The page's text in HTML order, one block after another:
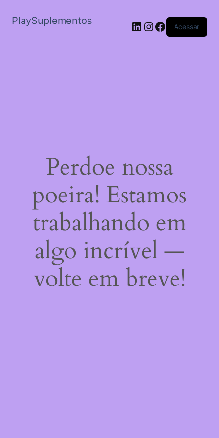
PlaySuplementos LinkedIn
Instagram
Facebook
Acessar
Perdoe nossa
poeira! Estamos
trabalhando em
algo incrível —
volte em breve!